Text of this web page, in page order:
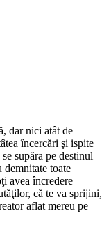
dar nici atât de
încercări şi ispite
supăra pe destinul
toate
avea încredere
că te va sprijini,
aflat mereu pe